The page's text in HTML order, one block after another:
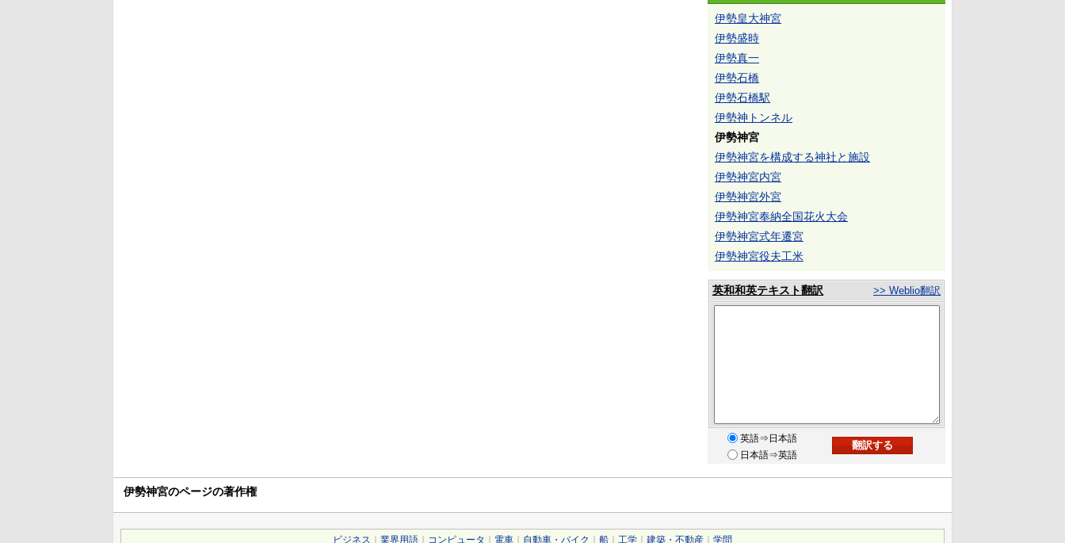
伊勢皇大神宮
伊勢盛時
伊勢真一
伊勢石橋
伊勢石橋駅
伊勢神トンネル
伊勢神宮
伊勢神宮を構成する神社と施設
伊勢神宮内宮
伊勢神宮外宮
伊勢神宮奉納全国花火大会
伊勢神宮式年遷宮
伊勢神宮役夫工米
英和和英テキスト翻訳 >> Weblio翻訳
英語⇒日本語
日本語⇒英語
伊勢神宮のページの著作権
ビジネス 業界用語 コンピュータ 電車 自動車・バイク 船 工学 建築・不動産 学問